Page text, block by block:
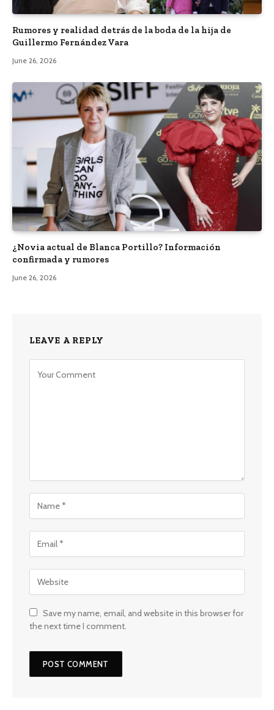
Rumores y realidad detrás de la boda de la hija de
Guillermo Fernández Vara
June 26, 2026
¿Novia actual de Blanca Portillo? Información
confirmada y rumores
June 26, 2026
LEAVE A REPLY
Save my name, email, and website in this browser for
the next time I comment.